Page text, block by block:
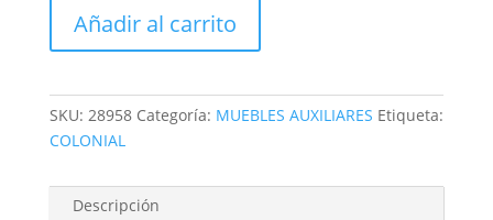
SUTTON
cantidad
Añadir al carrito
SKU: 28958 Categoría: MUEBLES AUXILIARES Etiqueta:
COLONIAL
Descripción